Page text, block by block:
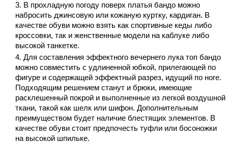
В прохладную погоду поверх платья бандо можно
набросить джинсовую или кожаную куртку, кардиган. В
качестве обуви можно взять как спортивные кеды либо
кроссовки, так и женственные модели на каблуке либо
высокой танкетке.
Для составления эффектного вечернего лука топ бандо
можно совместить с удлиненной юбкой, прилегающей по
фигуре и содержащей эффектный разрез, идущий по ноге.
Подходящим решением станут и брюки, имеющие
расклешенный покрой и выполненные из легкой воздушной
ткани, такой как шелк или шифон. Дополнительным
преимуществом будет наличие блестящих элементов. В
качестве обуви стоит предпочесть туфли или босоножки
на высокой шпильке.